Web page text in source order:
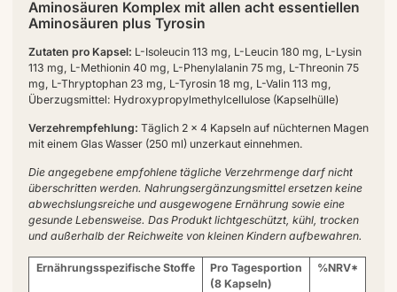
Aminosäuren Komplex mit allen acht essentiellen
Aminosäuren plus Tyrosin
Zutaten pro Kapsel: L-Isoleucin 113 mg, L-Leucin 180 mg, L-Lysin
113 mg, L-Methionin 40 mg, L-Phenylalanin 75 mg, L-Threonin 75
mg, L-Thryptophan 23 mg, L-Tyrosin 18 mg, L-Valin 113 mg,
Überzugsmittel: Hydroxypropylmethylcellulose (Kapselhülle)
Verzehrempfehlung: Täglich 2 x 4 Kapseln auf nüchternen Magen
mit einem Glas Wasser (250 ml) unzerkaut einnehmen.
Die angegebene empfohlene tägliche Verzehrmenge darf nicht
überschritten werden. Nahrungsergänzungsmittel ersetzen keine
abwechslungsreiche und ausgewogene Ernährung sowie eine
gesunde Lebensweise. Das Produkt lichtgeschützt, kühl, trocken
und außerhalb der Reichweite von kleinen Kindern aufbewahren.
Ernährungsspezifische Stoffe
Pro Tagesportion
(8 Kapseln)
%NRV*